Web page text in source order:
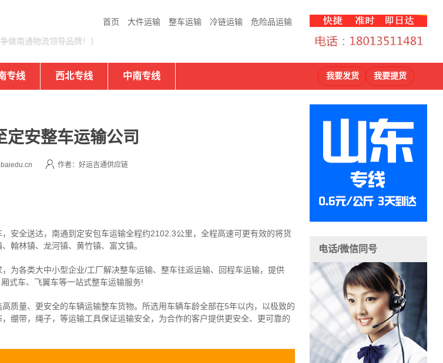
首页 大件运输 整车运输 冷链运输 危险品运输
做南通物流领导品牌！）
专线 西北专线 中南专线 我要发货 我要提货
安整车运输公司
作者：好运吉通供应链
安全送达，南通到定安包车运输全程约2102.3公里，全程高速可更有效的将货
翰林镇、龙河镇、黄竹镇、富文镇。
为各类大中小型企业/工厂解决整车运输、整车往返运输、回程车运输， 提供
式车、飞翼车等一站式整车运输服务!
质量、更安全的车辆运输整车货物。所选用车辆车龄全部在5年以内，以极致的
绷带，绳子，等运输工具保证运输安全，为合作的客户提供更安全、更可靠的
电话/微信同号